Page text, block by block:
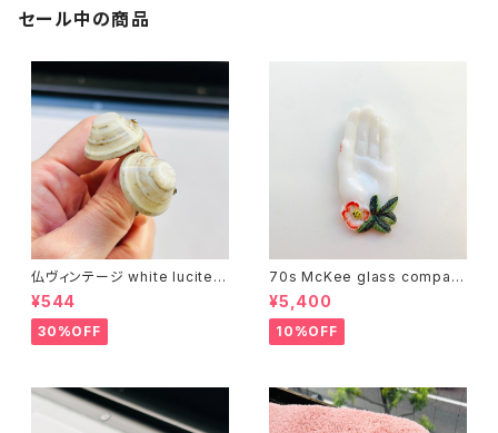
セール中の商品
仏ヴィンテージ white lucite c
onfetti 山型イヤリング
¥544
30%OFF
70s McKee glass compan
y ハンドペイントハンド小皿
（赤）
¥5,400
10%OFF